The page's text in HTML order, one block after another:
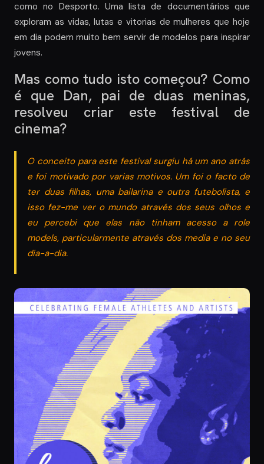
como no Desporto. Uma lista de documentários que
exploram as vidas, lutas e vitorias de mulheres que hoje
em dia podem muito bem servir de modelos para inspirar
jovens.
Mas como tudo isto começou? Como
é que Dan, pai de duas meninas,
resolveu criar este festival de
cinema?
O conceito para este festival surgiu há um ano atrás
e foi motivado por varias motivos. Um foi o facto de
ter duas filhas, uma bailarina e outra futebolista, e
isso fez-me ver o mundo através dos seus olhos e
eu percebi que elas não tinham acesso a role
models, particularmente através dos media e no seu
dia-a-dia.